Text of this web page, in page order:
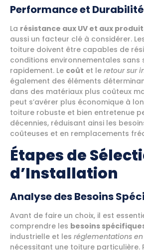
Performance et Durabilité
La résistance aux UV et aux
aussi un facteur clé à considérer.
toiture doivent être capables de
conditions environnementales sans
rapidement. Le coût et le retour sur
également des éléments
dans des matériaux plus coûteux
peut s’avérer plus économique à
toiture robuste et bien entretenue
décennies, réduisant ainsi les
coûteuses et en remplacements
Étapes de
d’Installation
Analyse des Besoins
Avant de faire un choix, il est
comprendre les besoins
industrielle et les réglementations
nécessitant une toiture particulière.